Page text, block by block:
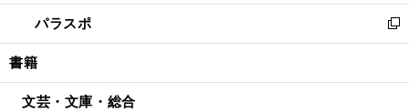
ウ
で
開
ン
ド
ウ
開
ウ
ィ
ン
ウ
し
い
ウ
ン
パラスポ
新
し
ウ
書籍
文芸・文庫・総合